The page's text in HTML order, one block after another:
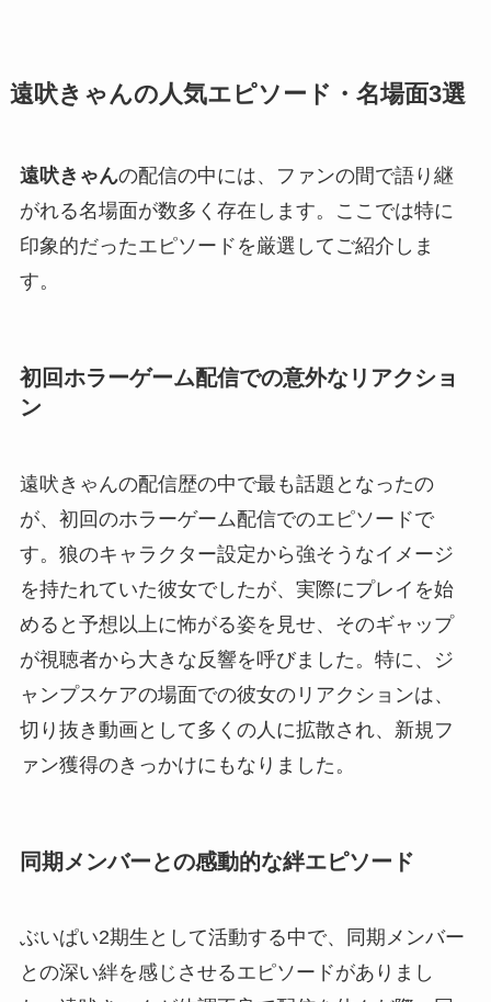
遠吠きゃんの人気エピソード・名場面3選
遠吠きゃんの配信の中には、ファンの間で語り継
がれる名場面が数多く存在します。ここでは特に
印象的だったエピソードを厳選してご紹介しま
す。
初回ホラーゲーム配信での意外なリアクショ
ン
遠吠きゃんの配信歴の中で最も話題となったの
が、初回のホラーゲーム配信でのエピソードで
す。狼のキャラクター設定から強そうなイメージ
を持たれていた彼女でしたが、実際にプレイを始
めると予想以上に怖がる姿を見せ、そのギャップ
が視聴者から大きな反響を呼びました。特に、ジ
ャンプスケアの場面での彼女のリアクションは、
切り抜き動画として多くの人に拡散され、新規フ
ァン獲得のきっかけにもなりました。
同期メンバーとの感動的な絆エピソード
ぶいぱい2期生として活動する中で、同期メンバー
との深い絆を感じさせるエピソードがありまし